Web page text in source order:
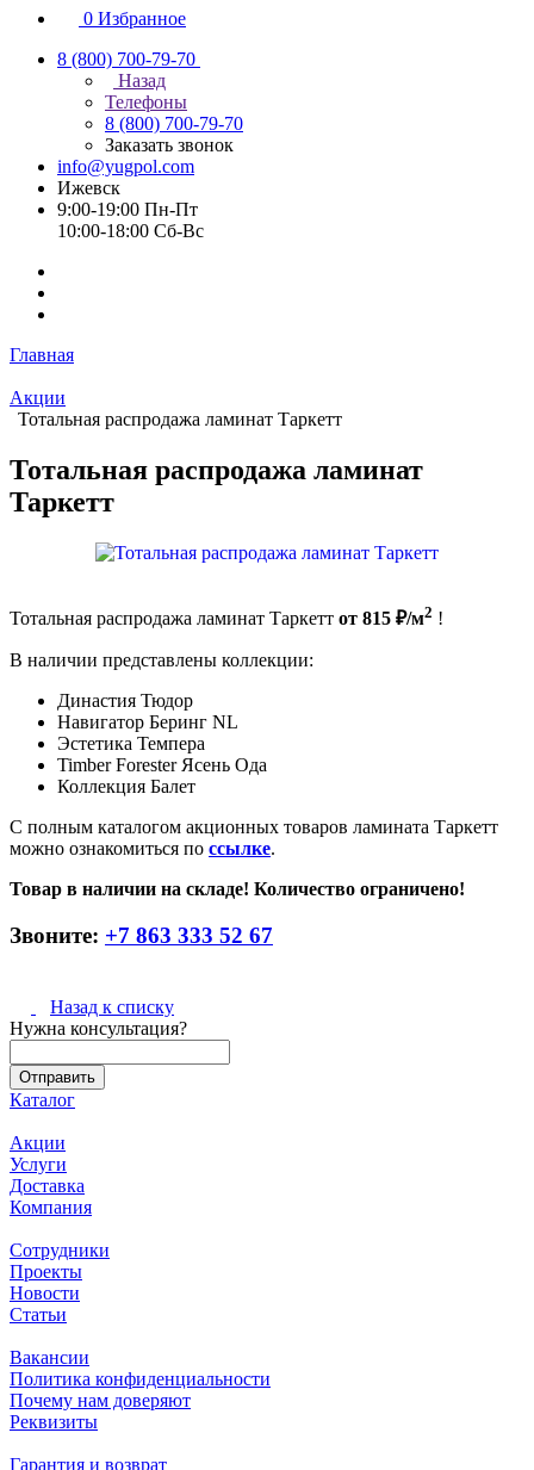
0 Избранное
8 (800) 700-79-70
Назад
Телефоны
8 (800) 700-79-70
Заказать звонок
info@yugpol.com
Ижевск
9:00-19:00 Пн-Пт
10:00-18:00 Cб-Вс
Главная
Акции
Тотальная распродажа ламинат Таркетт
Тотальная распродажа ламинат
Таркетт
Тотальная распродажа ламинат Таркетт от 815 ₽/м2 !
В наличии представлены коллекции:
Династия Тюдор
Навигатор Беринг NL
Эстетика Темпера
Timber Forester Ясень Ода
Коллекция Балет
С полным каталогом акционных товаров ламината Таркетт
можно ознакомиться по ссылке.
Товар в наличии на складе! Количество ограничено!
Звоните: +7 863 333 52 67
Назад к списку
Нужна консультация?
Каталог
Акции
Услуги
Доставка
Компания
Сотрудники
Проекты
Новости
Статьи
Вакансии
Политика конфиденциальности
Почему нам доверяют
Реквизиты
Гарантия и возврат